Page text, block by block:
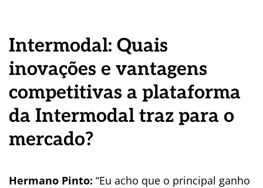
Intermodal: Quais
inovações e vantagens
competitivas a plataforma
da Intermodal traz para o
mercado?
Hermano Pinto: “Eu acho que o principal ganho